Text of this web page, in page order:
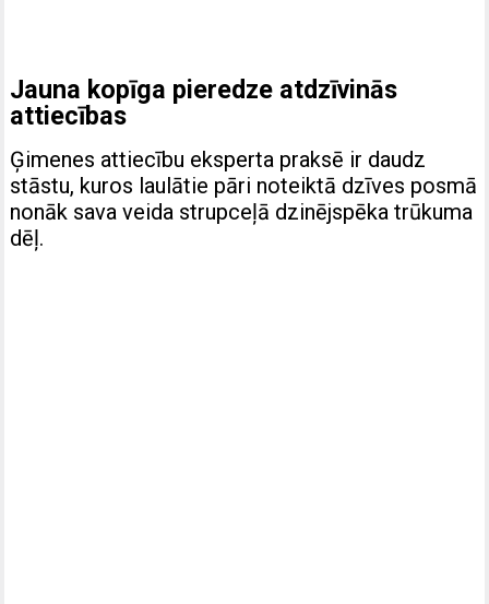
Jauna kopīga pieredze atdzīvinās
attiecības
Ģimenes attiecību eksperta praksē ir daudz
stāstu, kuros laulātie pāri noteiktā dzīves posmā
nonāk sava veida strupceļā dzinējspēka trūkuma
dēļ.